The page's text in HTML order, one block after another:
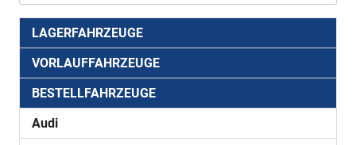
LAGERFAHRZEUGE
VORLAUFFAHRZEUGE
BESTELLFAHRZEUGE
Audi